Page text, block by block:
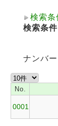
検索条
検索条件
ナンバ
No.
0001